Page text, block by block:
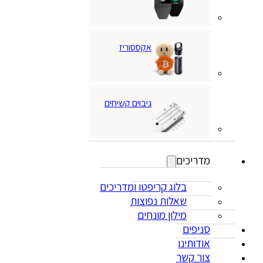
אקססוריז
גיבוים קשיחים
מדריכים
בלוג קריפטו ומדריכים
שאלות נפוצות
מילון מונחים
סניפים
אודותינו
צור קשר